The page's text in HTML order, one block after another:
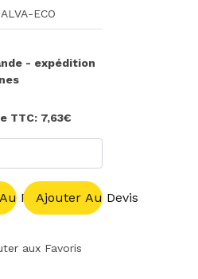
ECO
- expédition
TTC: 7,63€
Panier
Ajouter Au Devis
aux Favoris